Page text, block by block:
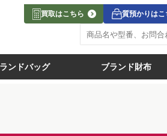
買取はこちら 質預かりはこ
ンドバッグ ブランド財布